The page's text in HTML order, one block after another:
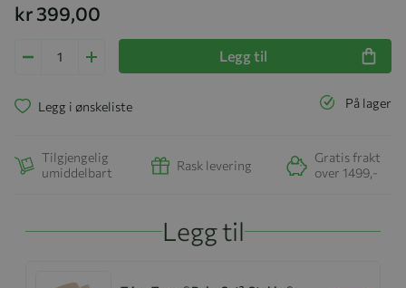
kr 399,00
Legg til
På lager
Legg i ønskeliste
Tilgjengelig
umiddelbart
Rask levering
Gratis frakt
over 1499,-
Legg til